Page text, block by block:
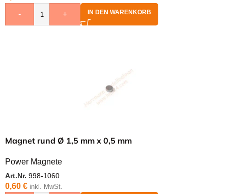
- + IN DEN WARENKORB
Magnet rund Ø 1,5 mm x 0,5 mm
Power Magnete
Art.Nr. 998-1060
0,60 € inkl. MwSt.